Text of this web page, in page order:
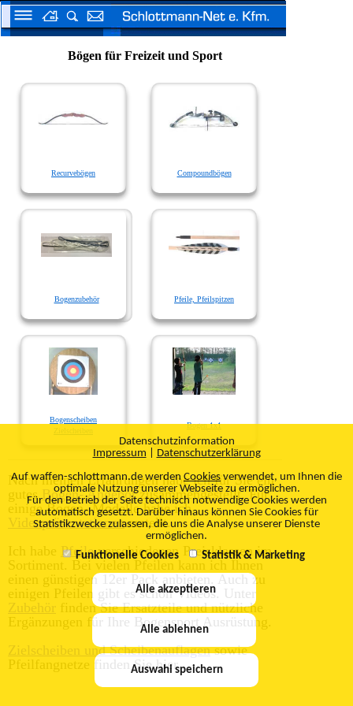
Bögen für Freizeit und Sport
Recurvebögen Compoundbögen
Bogenzubehör Pfeile, Pfeilspitzen
Bogenscheiben
Zielscheiben
Bogen 1x1
Nach meinen Erfahrungen habe ich für Sie ein
gutesBogen- Angebotzusammengestellt. Für
einige Bogen- Modelle habe ich
Videopräsentationenerstellt.
Ich habe Pfeileverschiedenen Preisklassen im
Sortiment. Bei vielen Pfeilen kann ich Ihnen
einen günstigen 12er Pack anbieten. Auch zu
einigen Pfeilen gibt es schon Videos. Unter
Zubehör finden Sie Ersatzteile und nützliche
Ergänzungen für Ihre Bogensport Ausrüstung.
Zielscheiben und Scheibenauflagensowie
Pfeilfangnetze finden Sie hier.
Datenschutzinformation
Impressum
Datenschutzerklärung
Auf waffen-schlottmann.de werdenCookies verwendet, um Ihnen die
optimale Nutzung unserer Webseite zu ermöglichen.
Für den Betrieb der Seite technisch notwendige Cookies werden
automatisch gesetzt. Darüber hinaus können Sie Cookies für
Statistikzwecke zulassen, die uns die Analyse unserer Dienste
ermöglichen.
Funktionelle Cookies
Statistik & Marketing
Alle akzeptieren
Alle ablehnen
Auswahl speichern